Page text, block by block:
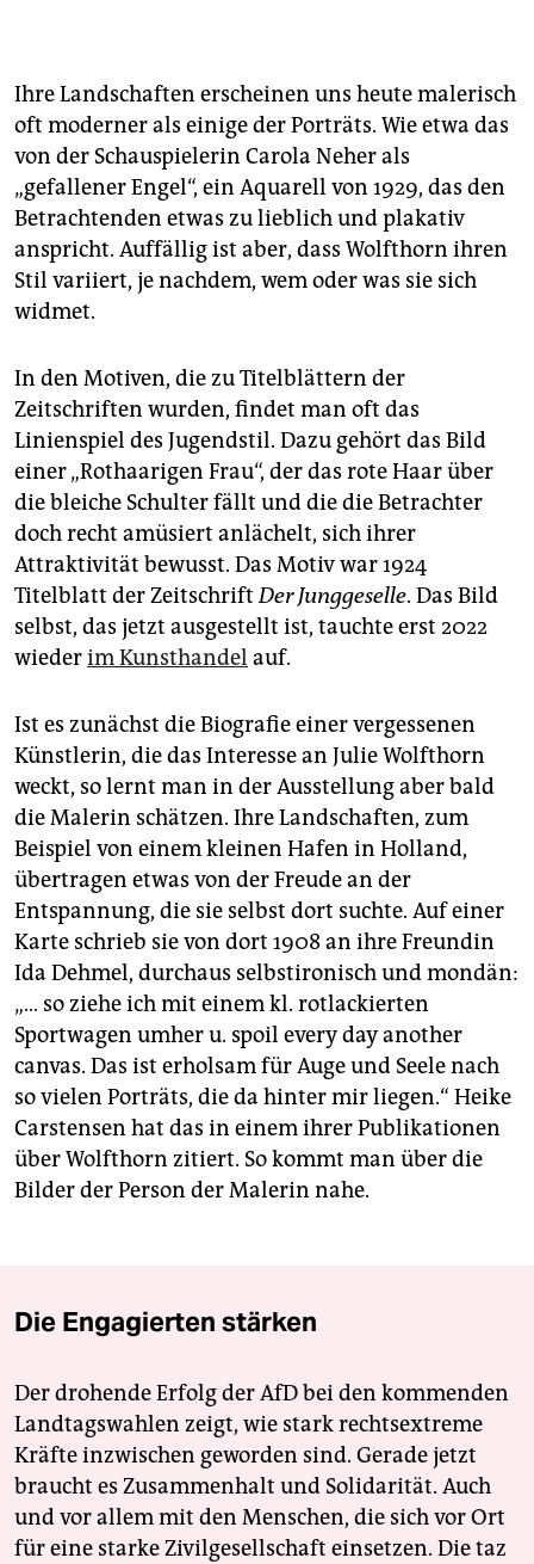
Ihre Landschaften erscheinen uns heute malerisch
oft moderner als einige der Porträts. Wie etwa das
von der Schauspielerin Carola Neher als
„gefallener Engel“, ein Aquarell von 1929, das den
Betrachtenden etwas zu lieblich und plakativ
anspricht. Auffällig ist aber, dass Wolf­thorn ihren
Stil variiert, je nachdem, wem oder was sie sich
widmet.
In den Motiven, die zu Titelblättern der
Zeitschriften wurden, findet man oft das
Linienspiel des Jugendstil. Dazu gehört das Bild
einer „Rothaarigen Frau“, der das rote Haar über
die bleiche Schulter fällt und die die Betrachter
doch recht amüsiert anlächelt, sich ihrer
Attraktivität bewusst. Das Motiv war 1924
Titelblatt der ZeitschriftDer Junggeselle. Das Bild
selbst, das jetzt ausgestellt ist, tauchte erst 2022
wiederim Kunsthandel auf.
Ist es zunächst die Biografie einer vergessenen
Künstlerin, die das Interesse an Julie Wolf­thorn
weckt, so lernt man in der Ausstellung aber bald
die Malerin schätzen. Ihre Landschaften, zum
Beispiel von einem kleinen Hafen in Holland,
übertragen etwas von der Freude an der
Entspannung, die sie selbst dort suchte. Auf einer
Karte schrieb sie von dort 1908 an ihre Freundin
Ida Dehmel, durchaus selbstironisch und mondän:
„… so ziehe ich mit einem kl. rotlackierten
Sportwagen umher u. spoil every day another
canvas. Das ist erholsam für Auge und Seele nach
so vielen Porträts, die da hinter mir liegen.“ Heike
Carstensen hat das in einem ihrer Publikationen
über Wolfthorn zitiert. So kommt man über die
Bilder der Person der Malerin nahe.
Die Engagierten stärken
Der drohende Erfolg der AfD bei den kommenden
Landtagswahlen zeigt, wie stark rechtsextreme
Kräfte inzwischen geworden sind. Gerade jetzt
braucht es Zusammenhalt und Solidarität. Auch
und vor allem mit den Menschen, die sich vor Ort
für eine starke Zivilgesellschaft einsetzen. Die taz